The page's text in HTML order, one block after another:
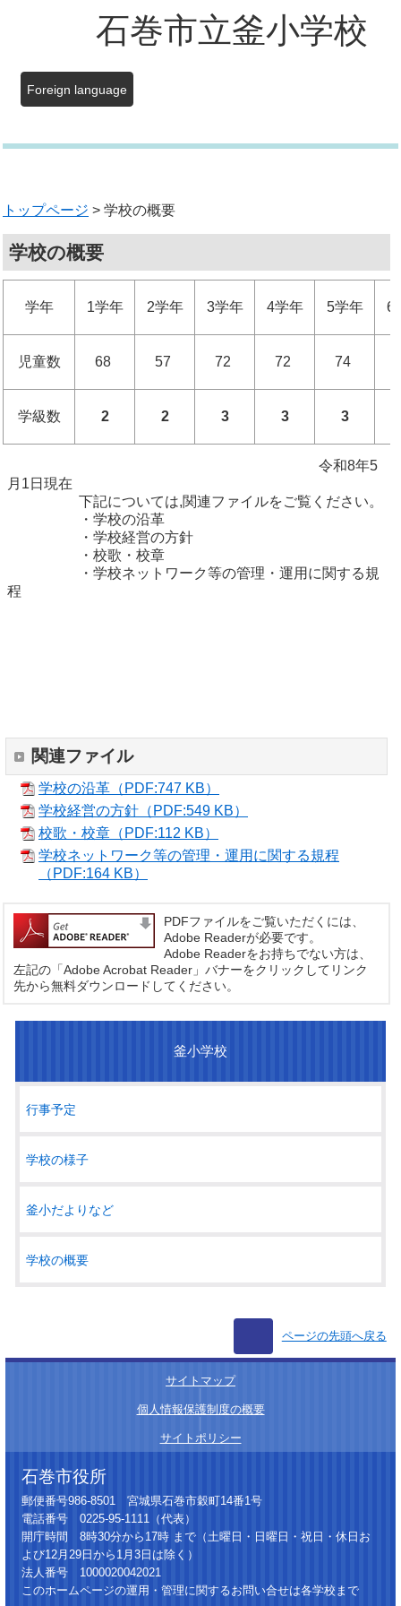
石巻市立釜小学校
Foreign language
トップページ > 学校の概要
学校の概要
学年 1学年 2学年 3学年 4学年 5学年 6
児童数 68 57 72 72 74
学級数 2 2 3 3 3
令和8年5
月1日現在
下記については,関連ファイルをご覧ください。
・学校の沿革
・学校経営の方針
・校歌・校章
・学校ネットワーク等の管理・運用に関する規
程
関連ファイル
学校の沿革（PDF:747 KB）
学校経営の方針（PDF:549 KB）
校歌・校章（PDF:112 KB）
学校ネットワーク等の管理・運用に関する規程
（PDF:164 KB）
PDFファイルをご覧いただくには、
Adobe Readerが必要です。
Adobe Readerをお持ちでない方は、
左記の「Adobe Acrobat Reader」バナーをクリックしてリンク
先から無料ダウンロードしてください。
釜小学校
行事予定
学校の様子
釜小だよりなど
学校の概要
ページの先頭へ戻る
サイトマップ
個人情報保護制度の概要
サイトポリシー
石巻市役所
郵便番号986-8501 宮城県石巻市穀町14番1号
電話番号 0225-95-1111（代表）
開庁時間 8時30分から17時 まで（土曜日・日曜日・祝日・休日お
よび12月29日から1月3日は除く）
法人番号 1000020042021
このホームページの運用・管理に関するお問い合せは各学校まで